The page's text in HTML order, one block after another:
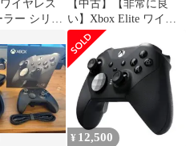
イヤレス
ラー シリー
ルー
【中古】【非常に良
い】Xbox Elite ワイヤ
レス コントローラー シ
リーズ 2
¥ 12,500